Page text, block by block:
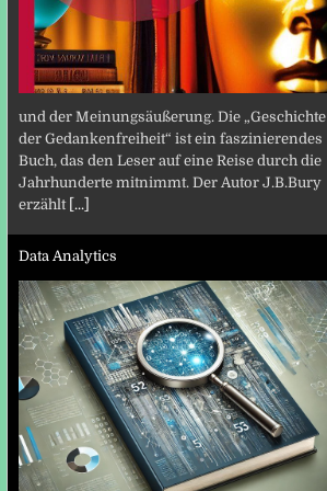
und der Meinungsäußerung. Die „Geschichte
der Gedankenfreiheit“ ist ein faszinierendes
Buch, das den Leser auf eine Reise durch die
Jahrhunderte mitnimmt. Der Autor J.B.Bury
erzählt [...]
Data Analytics